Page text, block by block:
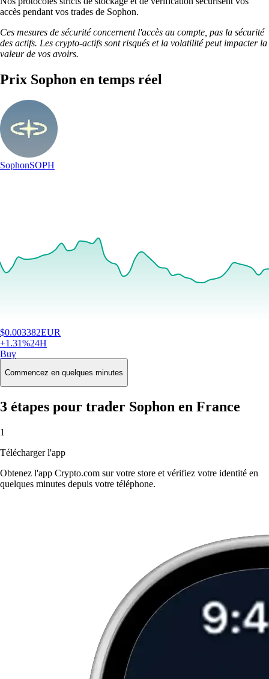
accès pendant vos trades de Sophon.
Ces mesures de sécurité concernent l'accès au compte, pas la sécurité
des actifs. Les crypto-actifs sont risqués et la volatilité peut impacter la
valeur de vos avoirs.
Prix Sophon en temps réel
SophonSOPH
$0.003382EUR
+1.31%24H
Buy
Commencez en quelques minutes
3 étapes pour trader Sophon en France
1
Télécharger l'app
Obtenez l'app Crypto.com sur votre store et vérifiez votre identité en
quelques minutes depuis votre téléphone.